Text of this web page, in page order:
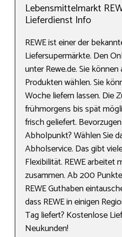
Lebensmittelmarkt
Lieferdienst Info
REWE ist einer der
Liefersupermärkte. Den
unter Rewe.de. Sie
Produkten wählen. Sie
Woche liefern lassen. Die
frühmorgens bis spät
frisch geliefert.
Abholpunkt? Wählen Sie
Abholservice. Das gibt
Flexibilität. REWE arbeitet
zusammen. Ab 200
REWE Guthaben
dass REWE in einigen
Tag liefert? Kostenlose
Neukunden!